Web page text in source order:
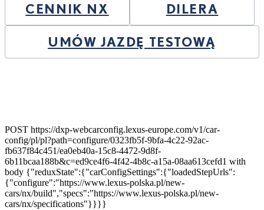
CENNIK NX
DILERA
UMÓW JAZDĘ TESTOWĄ
POST https://dxp-webcarconfig.lexus-europe.com/v1/car-
config/pl/pl?path=configure/0323fb5f-9bfa-4c22-92ac-
fb637f84c451/ea0eb40a-15c8-4472-9d8f-
6b11bcaa188b&c=ed9ce4f6-4f42-4b8c-a15a-08aa613cefd1 with
body {"reduxState":{"carConfigSettings":{"loadedStepUrls":
{"configure":"https://www.lexus-polska.pl/new-
cars/nx/build","specs":"https://www.lexus-polska.pl/new-
cars/nx/specifications"}}}}